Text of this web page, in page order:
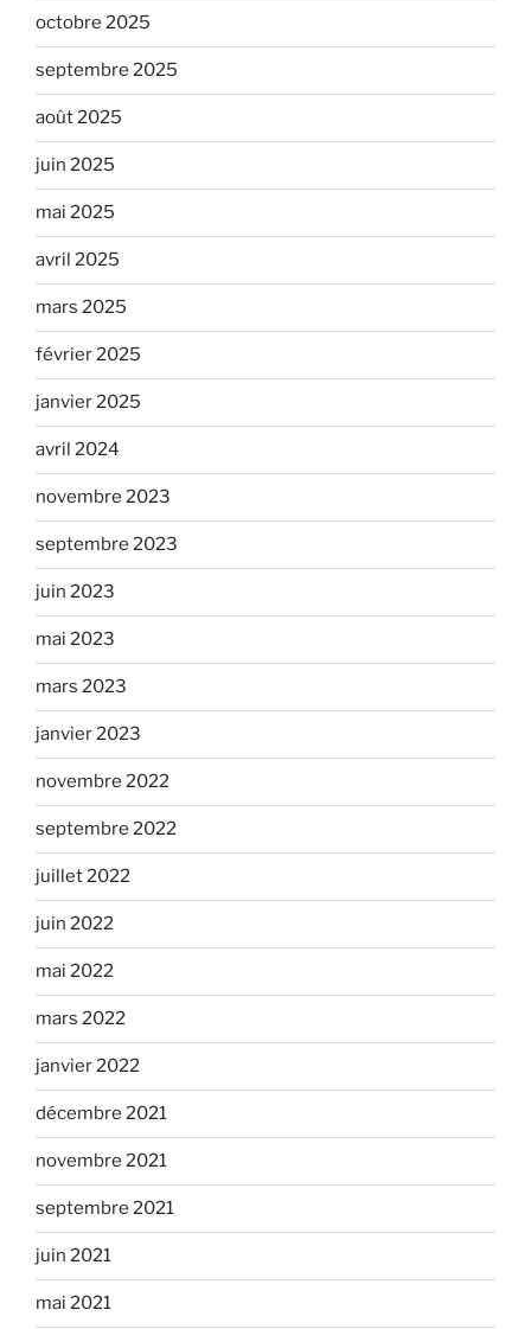
octobre 2025
septembre 2025
août 2025
juin 2025
mai 2025
avril 2025
mars 2025
février 2025
janvier 2025
avril 2024
novembre 2023
septembre 2023
juin 2023
mai 2023
mars 2023
janvier 2023
novembre 2022
septembre 2022
juillet 2022
juin 2022
mai 2022
mars 2022
janvier 2022
décembre 2021
novembre 2021
septembre 2021
juin 2021
mai 2021